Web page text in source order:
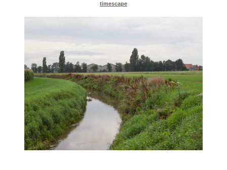
timescape